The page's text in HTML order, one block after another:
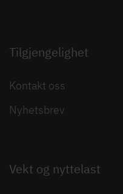
Tilgjengelighet
Kontakt oss
Nyhetsbrev
Vekt og nyttelast